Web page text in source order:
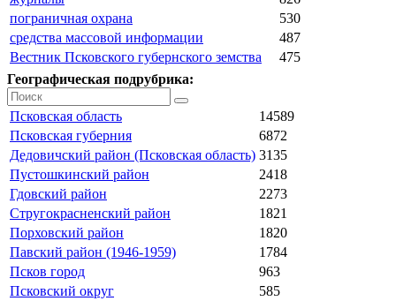
пограничная охрана
530
средства массовой информации
487
Вестник Псковского губернского земства
475
Географическая подрубрика:
Псковская область
14589
Псковская губерния
6872
Дедовичский район (Псковская область) 3135
Пустошкинский район
2418
Гдовский район
2273
Стругокрасненский район
1821
Порховский район
1820
Павский район (1946-1959)
1784
Псков город
963
Псковский округ
585